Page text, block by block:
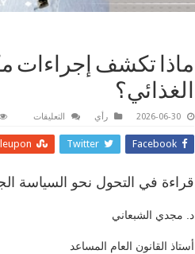
ماذا تكشف إجراءات
الغذائي؟
2026-06-30 رأي التعليقات
تكشف
إجراءات
العام
في
Facebook
Twitter
قراءة في التحول نحو السياسة
د. مجدي الشبعاني
أستاذ القانون العام المساعد